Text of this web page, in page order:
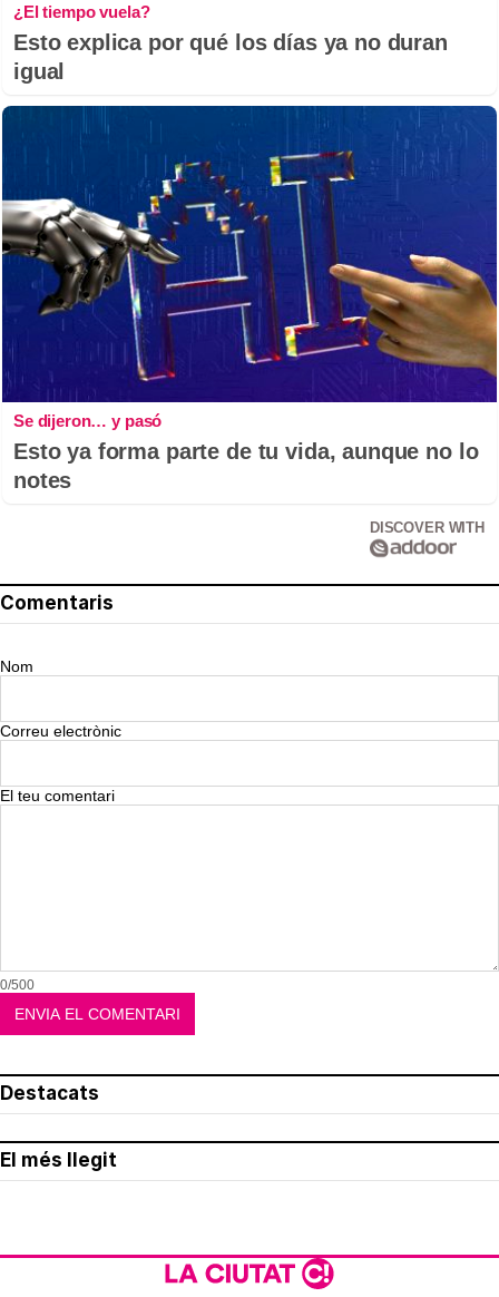
¿El tiempo vuela?
Esto explica por qué los días ya no duran
igual
Se dijeron… y pasó
Esto ya forma parte de tu vida, aunque no lo
notes
DISCOVER WITH
Comentaris
Nom
Correu electrònic
El teu comentari
0/500
Destacats
El més llegit